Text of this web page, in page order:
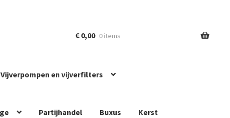
€ 0,00 0 items
Vijverpompen en vijverfilters
Partijhandel Buxus Kerst